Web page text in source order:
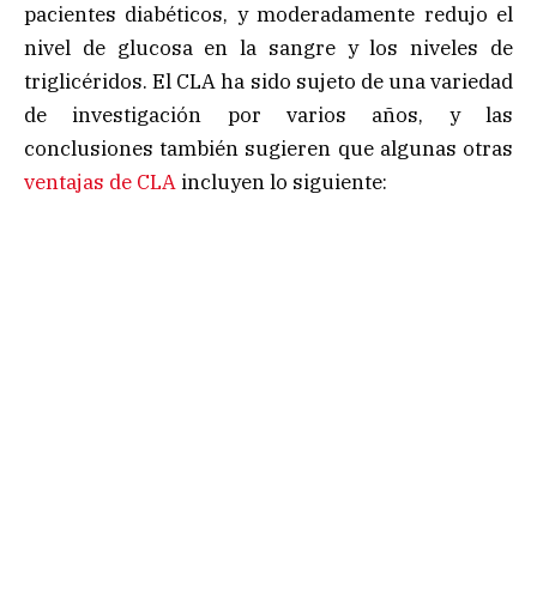
pacientes diabéticos, y moderadamente redujo el
nivel de glucosa en la sangre y los niveles de
triglicéridos. El CLA ha sido sujeto de una variedad
de investigación por varios años, y las
conclusiones también sugieren que algunas otras
ventajas de CLA incluyen lo siguiente: